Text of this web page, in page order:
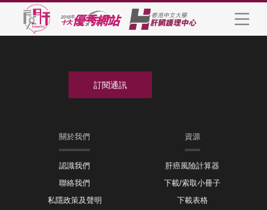
關於我們
認識我們
聯絡我們
私隱政策及聲明
資源
肝癌風險計算器
下載/索取小冊子
下載表格